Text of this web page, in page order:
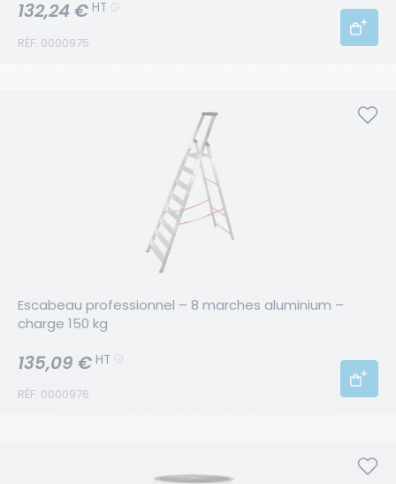
RÉF. 0000975
132,24 € HT
Escabeau professionnel – 8 marches aluminium –
charge 150 kg
RÉF. 0000976
135,09 € HT